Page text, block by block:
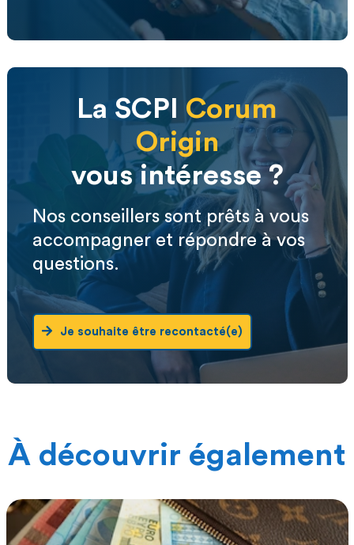
La SCPI Corum
Origin
vous intéresse ?
Nos conseillers sont prêts à vous
accompagner et répondre à vos
questions.
Je souhaite être recontacté(e)
À découvrir également